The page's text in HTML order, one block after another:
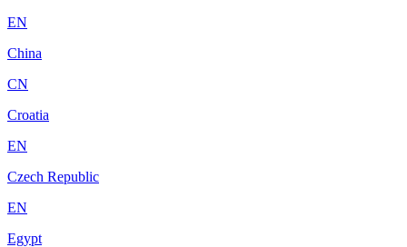
EN
China
CN
Croatia
EN
Czech Republic
EN
Egypt